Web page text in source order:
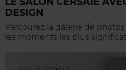
DESIGN
Parcourez la galerie de
les moments les plus